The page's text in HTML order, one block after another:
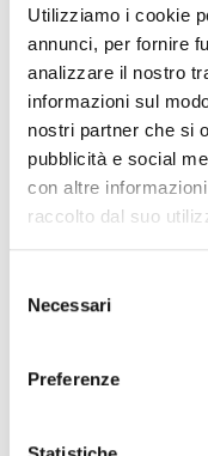
Utilizziamo i cookie
annunci, per fornire
analizzare il nostro
informazioni sul
nostri partner che si
pubblicità e social
con altre
raccolto dal suo
delNecessari
Preferenze
Modelli, metodi e
con obiettivi di
laboratori di
risorse che
Nome*
Ai sensi e per gli